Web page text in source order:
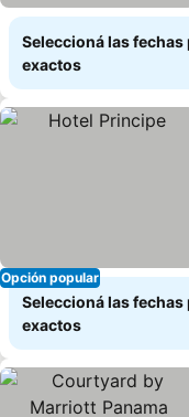
Seleccioná las
exactos
Opción popular
Seleccioná las
exactos